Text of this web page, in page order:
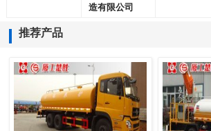
造有限公司
推荐产品